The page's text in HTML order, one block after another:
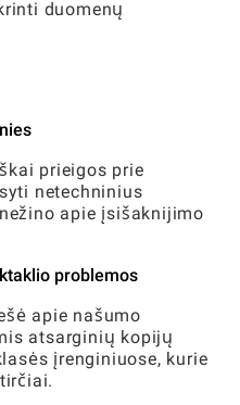
duomenų
prieigos prie
netechninius
apie įsišaknijimo
problemos
apie našumo
atsarginių kopijų
įrenginiuose, kurie